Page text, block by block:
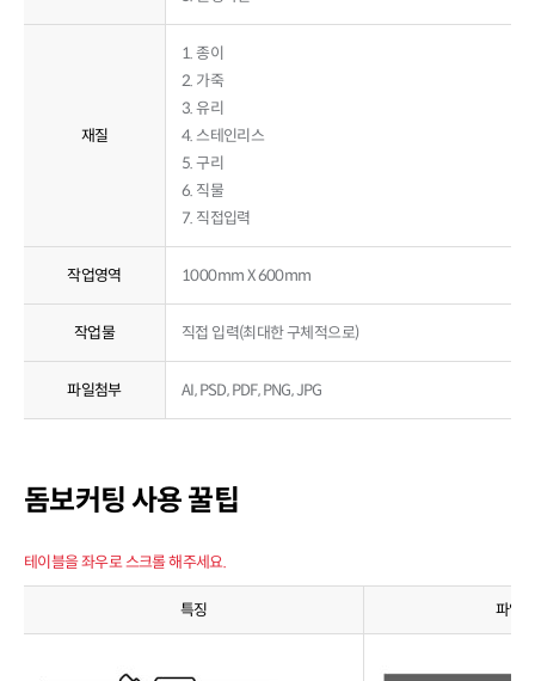
재질
1. 종이
2. 가죽
3. 유리
4. 스테인리스
5. 구리
6. 직물
7. 직접입력
작업영역 1000mm X 600mm
작업물 직접 입력(최대한 구체적으로)
파일첨부 AI, PSD, PDF, PNG, JPG
돔보커팅 사용 꿀팁
테이블을 좌우로 스크롤 해주세요.
특징 파일